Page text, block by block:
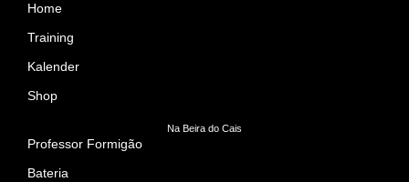
Home
Training
Kalender
Shop
Na Beira do Cais
Professor Formigão
Bateria